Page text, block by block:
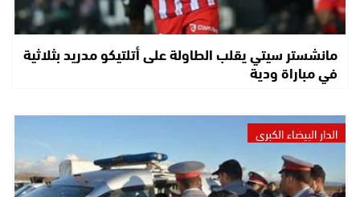
مانشستر سيتي يقلب الطاولة على أتلتيكو مدريد بثلاثية
في مباراة ودية
الدار البيضاء الكبرى